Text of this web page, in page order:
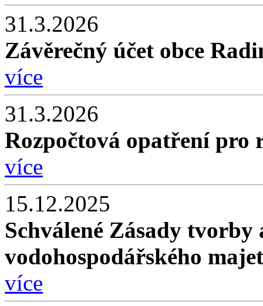
31.3.2026
Závěrečný účet obce
více
31.3.2026
Rozpočtová opatření pro
více
15.12.2025
Schválené Zásady
vodohospodářského
více